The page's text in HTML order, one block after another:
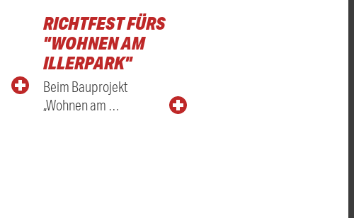
RICHTFEST FÜRS
"WOHNEN AM
ILLERPARK"
Beim Bauprojekt
„Wohnen am …